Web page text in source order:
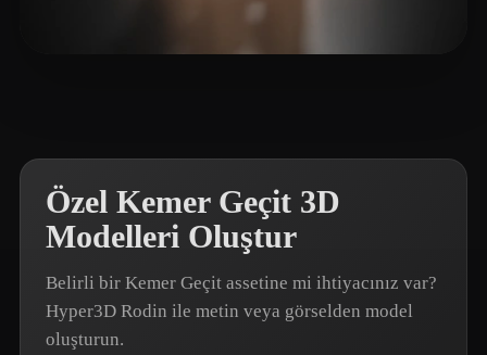
Özel Kemer Geçit 3D
Modelleri Oluştur
Belirli bir Kemer Geçit assetine mi ihtiyacınız var?
Hyper3D Rodin ile metin veya görselden model
oluşturun.